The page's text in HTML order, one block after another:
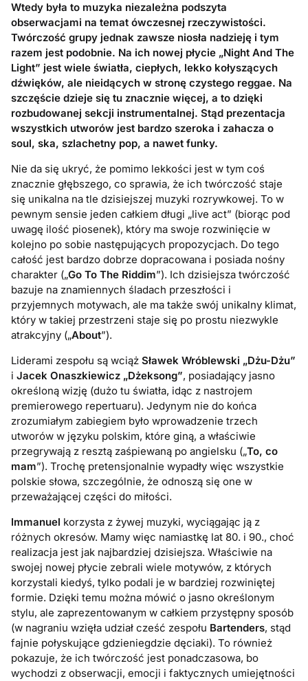
Wtedy była to muzyka niezależna podszyta
obserwacjami na temat ówczesnej rzeczywistości.
Twórczość grupy jednak zawsze niosła nadzieję i tym
razem jest podobnie. Na ich nowej płycie „Night And The
Light” jest wiele światła, ciepłych, lekko kołyszących
dźwięków, ale nieidących w stronę czystego reggae. Na
szczęście dzieje się tu znacznie więcej, a to dzięki
rozbudowanej sekcji instrumentalnej. Stąd prezentacja
wszystkich utworów jest bardzo szeroka i zahacza o
soul, ska, szlachetny pop, a nawet funky.
Nie da się ukryć, że pomimo lekkości jest w tym coś
znacznie głębszego, co sprawia, że ich twórczość staje
się unikalna na tle dzisiejszej muzyki rozrywkowej. To w
pewnym sensie jeden całkiem długi „live act” (biorąc pod
uwagę ilość piosenek), który ma swoje rozwinięcie w
kolejno po sobie następujących propozycjach. Do tego
całość jest bardzo dobrze dopracowana i posiada nośny
charakter („Go To The Riddim”). Ich dzisiejsza twórczość
bazuje na znamiennych śladach przeszłości i
przyjemnych motywach, ale ma także swój unikalny klimat,
który w takiej przestrzeni staje się po prostu niezwykle
atrakcyjny („About”).
Liderami zespołu są wciążSławek Wróblewski „Dżu-Dżu”
iJacek Onaszkiewicz „Dżeksong”, posiadający jasno
określoną wizję (dużo tu światła, idąc z nastrojem
premierowego repertuaru). Jedynym nie do końca
zrozumiałym zabiegiem było wprowadzenie trzech
utworów w języku polskim, które giną, a właściwie
przegrywają z resztą zaśpiewaną po angielsku („To, co
mam”). Trochę pretensjonalnie wypadły więc wszystkie
polskie słowa, szczególnie, że odnoszą się one w
przeważającej części do miłości.
Immanuel korzysta z żywej muzyki, wyciągając ją z
różnych okresów. Mamy więc namiastkę lat 80. i 90., choć
realizacja jest jak najbardziej dzisiejsza. Właściwie na
swojej nowej płycie zebrali wiele motywów, z których
korzystali kiedyś, tylko podali je w bardziej rozwiniętej
formie. Dzięki temu można mówić o jasno określonym
stylu, ale zaprezentowanym w całkiem przystępny sposób
(w nagraniu wzięła udział cześć zespołu Bartenders, stąd
fajnie połyskujące gdzieniegdzie dęciaki). To również
pokazuje, że ich twórczość jest ponadczasowa, bo
wychodzi z obserwacji, emocji i faktycznych umiejętności